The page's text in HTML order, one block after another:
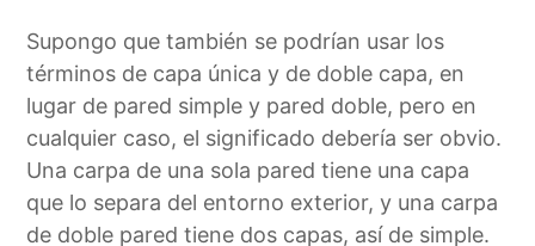
Supongo que también se podrían usar los
términos de capa única y de doble capa, en
lugar de pared simple y pared doble, pero en
cualquier caso, el significado debería ser obvio.
Una carpa de una sola pared tiene una capa
que lo separa del entorno exterior, y una carpa
de doble pared tiene dos capas, así de simple.